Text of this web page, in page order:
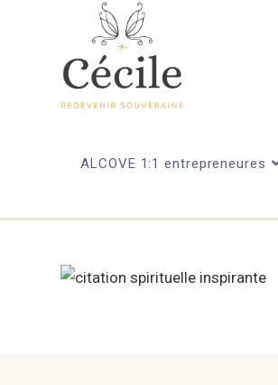
ALCOVE 1:1 entrepreneures